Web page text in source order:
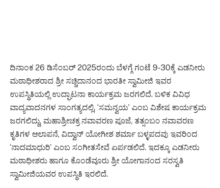
ದಿನಾಂಕ 26 ಡಿಸೆಂಬರ್ 2025ರಂದು ಬೆಳಗ್ಗೆ ಗಂಟೆ 9-30ಕ್ಕೆ ಎಡನೀರು
ಮಠಾಧೀಶರಾದ ಶ್ರೀ ಸಚ್ಚಿದಾನಂದ ಭಾರತೀ ಸ್ವಾಮೀಜಿ ಇವರ
ಉಪಸ್ಥಿತಿಯಲ್ಲಿ ಉದ್ಘಾಟನಾ ಕಾರ್ಯಕ್ರಮ ಜರಗಲಿದೆ. ಬಳಿಕ ವಿವಿಧ
ವಾದ್ಯವಾದನಗಳ ಸಾಂಗತ್ಯದಲ್ಲಿ, ‘ಸಮನ್ವಯ’ ಎಂಬ ವಿಶೇಷ ಕಾರ್ಯಕ್ರಮ
ಜರಗಲಿದ್ದು, ಮಹಾಶ್ರೀಚಕ್ರ ನವಾವರಣ ಪೂಜೆ, ತತ್ಸಂಬಂ ನವಾವರಣ
ಕೃತಿಗಳ ಆಲಾಪನೆ, ವಿದ್ವಾನ್ ಯೋಗೀಶ ಶರ್ಮಾ ಬಳ್ಳಪದವು ಇವರಿಂದ
‘ನಾದಮಾಧುರಿ’ ಎಂಬ ಸಂಗೀತಸೇವೆ ಏರ್ಪಡಲಿದೆ. ಇದಕ್ಕೂ ಎಡನೀರು
ಮಠಾಧೀಶರು ಹಾಗೂ ಕೊಂಡೆವೂರು ಶ್ರೀ ಯೋಗಾನಂದ ಸರಸ್ವತಿ
ಸ್ವಾಮೀಜಿಯವರ ಉಪಸ್ಥಿತಿ ಇರಲಿದೆ.